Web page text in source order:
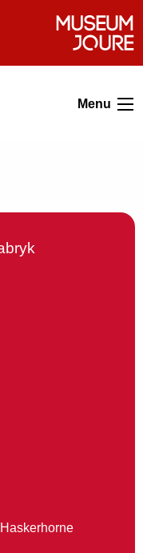
Menu